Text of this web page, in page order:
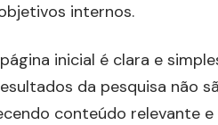
internos.
inicial é clara e
da pesquisa não
conteúdo relevante